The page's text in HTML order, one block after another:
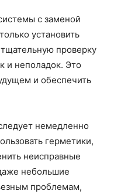
с заменой
установить
проверку
и неполадок. Это
и обеспечить
немедленно
герметики,
неисправные
небольшие
проблемам,